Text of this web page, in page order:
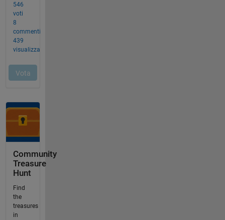
Community
Treasure
Hunt
Find
the
treasures
in